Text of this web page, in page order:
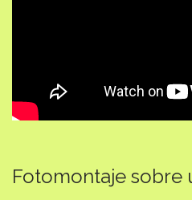
Fotomontaje sobre